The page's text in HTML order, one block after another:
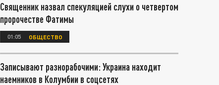
Священник назвал спекуляцией слухи о четвертом
пророчестве Фатимы
01:05 ОБЩЕСТВО
Записывают разнорабочими: Украина находит
наемников в Колумбии в соцсетях